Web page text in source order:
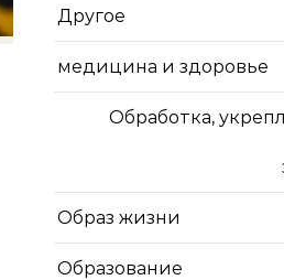
Другое
медицина и здоровье
Обработка,
Образ жизни
Образование